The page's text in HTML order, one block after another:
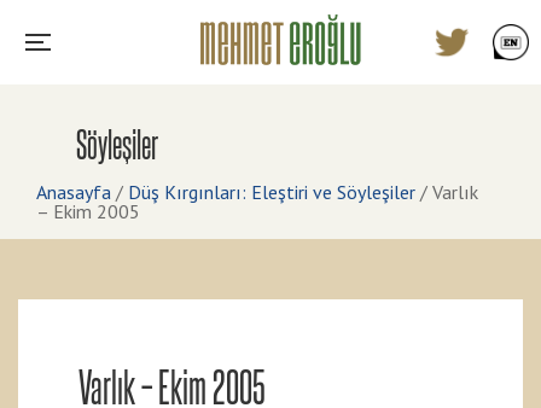
Söyleşiler
Anasayfa / Düş Kırgınları: Eleştiri ve Söyleşiler / Varlık
– Ekim 2005
Varlık – Ekim 2005